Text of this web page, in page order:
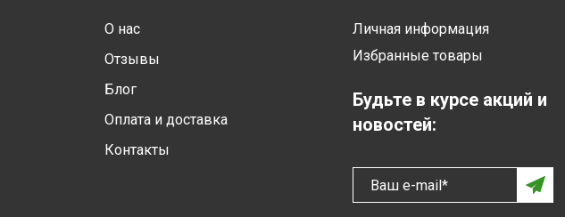
О нас
Отзывы
Блог
Оплата и доставка
Контакты
Личная информация
Избранные товары
Будьте в курсе акций и
новостей:
Ваш e-mail*